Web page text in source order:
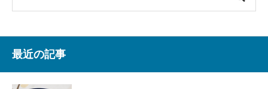
最近の記事